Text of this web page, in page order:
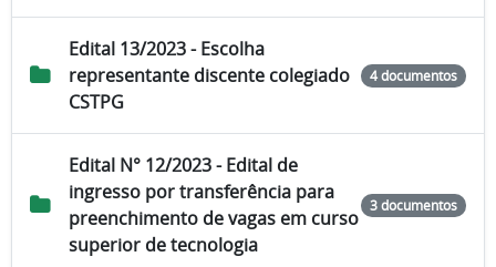
Edital 13/2023 - Escolha
representante discente colegiado
CSTPG
4 documentos
Edital N° 12/2023 - Edital de
ingresso por transferência para
preenchimento de vagas em curso
superior de tecnologia
3 documentos